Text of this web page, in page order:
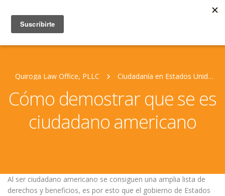
Quiroga Law Office, PLLC Ciudadanía en Estados Unidos
Cómo demostrar que se es
ciudadano americano
Al ser ciudadano americano se consiguen una amplia lista de
derechos y beneficios, es por esto que el gobierno de Estados